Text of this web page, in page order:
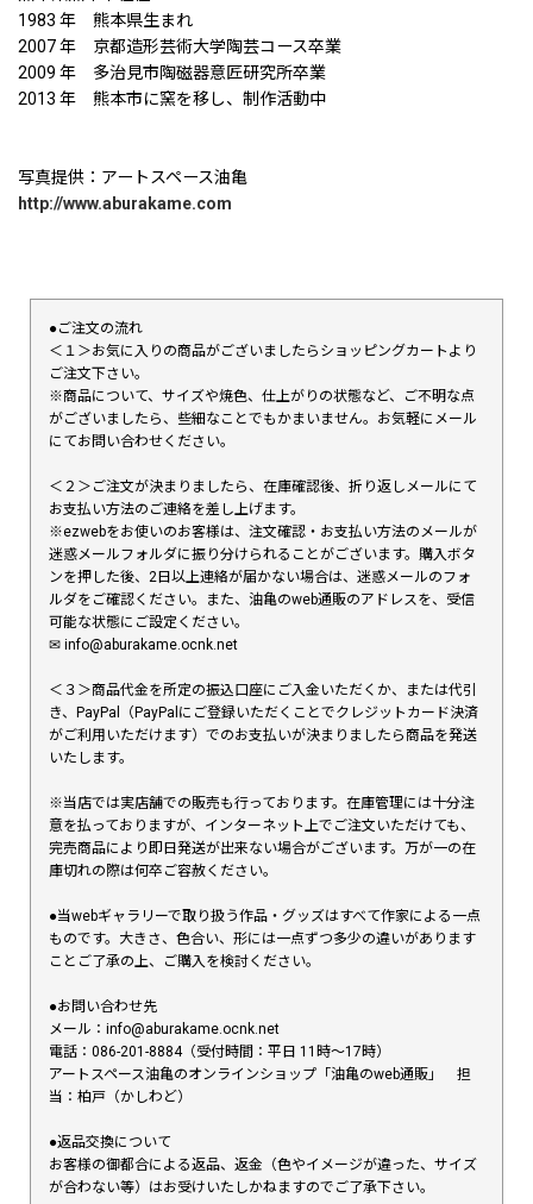
1983 年 熊本県生まれ
2007 年 京都造形芸術大学陶芸コース卒業
2009 年 多治見市陶磁器意匠研究所卒業
2013 年 熊本市に窯を移し、制作活動中
写真提供：アートスペース油亀
http://www.aburakame.com
●ご注文の流れ
＜１＞お気に入りの商品がございましたらショッピングカートより
ご注文下さい。
※商品について、サイズや焼色、仕上がりの状態など、ご不明な点
がございましたら、些細なことでもかまいません。お気軽にメール
にてお問い合わせください。
＜２＞ご注文が決まりましたら、在庫確認後、折り返しメールにて
お支払い方法のご連絡を差し上げます。
※ezwebをお使いのお客様は、注文確認・お支払い方法のメールが
迷惑メールフォルダに振り分けられることがございます。購入ボタ
ンを押した後、2日以上連絡が届かない場合は、迷惑メールのフォ
ルダをご確認ください。また、油亀のweb通販のアドレスを、受信
可能な状態にご設定ください。
✉︎ info@aburakame.ocnk.net
＜３＞商品代金を所定の振込口座にご入金いただくか、または代引
き、PayPal（PayPalにご登録いただくことでクレジットカード決済
がご利用いただけます）でのお支払いが決まりましたら商品を発送
いたします。
※当店では実店舗での販売も行っております。在庫管理には十分注
意を払っておりますが、インターネット上でご注文いただけても、
完売商品により即日発送が出来ない場合がございます。万が一の在
庫切れの際は何卒ご容赦ください。
●当webギャラリーで取り扱う作品・グッズはすべて作家による一点
ものです。大きさ、色合い、形には一点ずつ多少の違いがあります
ことご了承の上、ご購入を検討ください。
●お問い合わせ先
メール：info@aburakame.ocnk.net
電話：086-201-8884（受付時間：平日 11時〜17時）
アートスペース油亀のオンラインショップ「油亀のweb通販」 担
当：柏戸（かしわど）
●返品交換について
お客様の御都合による返品、返金（色やイメージが違った、サイズ
が合わない等）はお受けいたしかねますのでご了承下さい。